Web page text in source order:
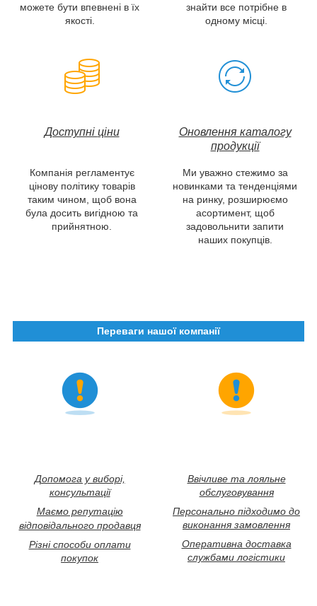
можете бути впевнені в їх
якості.
знайти все потрібне в
одному місці.
Доступні ціни
Оновлення каталогу
продукції
Компанія регламентує
цінову політику товарів
таким чином, щоб вона
була досить вигідною та
прийнятною.
Ми уважно стежимо за
новинками та тенденціями
на ринку, розширюємо
асортимент, щоб
задовольнити запити
наших покупців.
Переваги нашої компанії
Допомога у виборі,
консультації
Маємо репутацію
відповідального продавця
Різні способи оплати
покупок
Ввічливе та лояльне
обслуговування
Персонально підходимо до
виконання замовлення
Оперативна доставка
службами логістики